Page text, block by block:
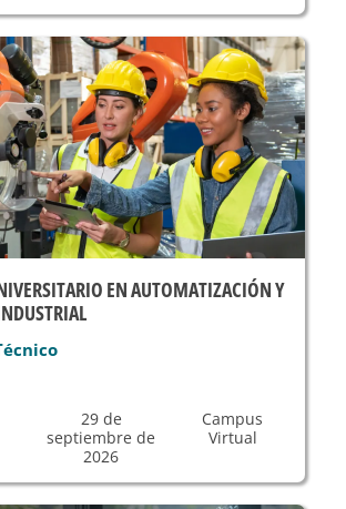
EN AUTOMATIZACIÓN Y
29 de
septiembre de
2026
Campus
Virtual